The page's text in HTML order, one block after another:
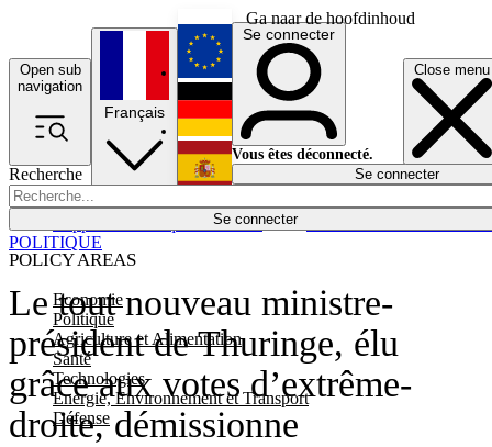
Ga naar de hoofdinhoud
Open sub
navigation
Close menu
Recherche
Se connecter
POLICY AREAS
Economie
Politique
Agriculture et Alimentation
Santé
Technologies
Energie, Environnement et Transport
Défense
Économie
Français
English
Deutsch
Español
Se connecter
Vous êtes déconnecté.
Se connecter
Le tout nouveau ministre-
président de Thuringe, élu
grâce aux votes d’extrême-
droite, démissionne
POLITIQUE